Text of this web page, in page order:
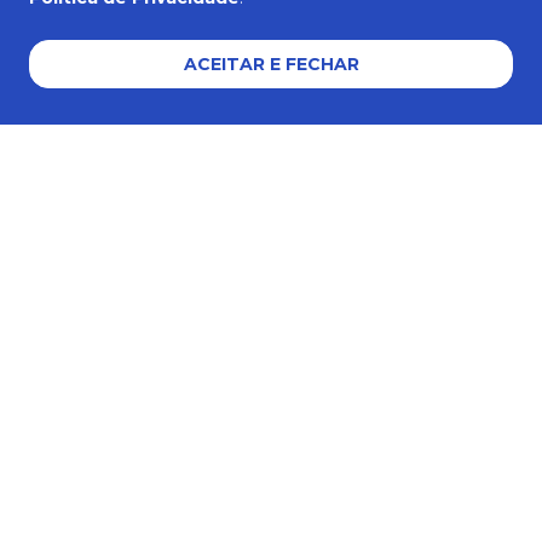
ACEITAR E FECHAR